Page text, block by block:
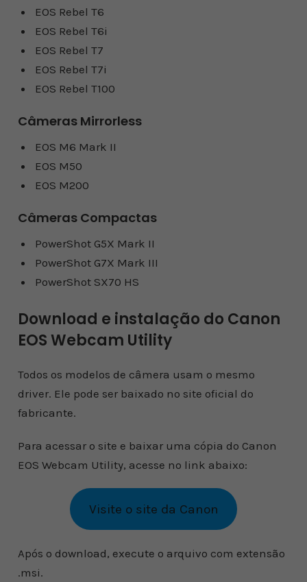
EOS Rebel T6
EOS Rebel T6i
EOS Rebel T7
EOS Rebel T7i
EOS Rebel T100
Câmeras Mirrorless
EOS M6 Mark II
EOS M50
EOS M200
Câmeras Compactas
PowerShot G5X Mark II
PowerShot G7X Mark III
PowerShot SX70 HS
Download e instalação do Canon
EOS Webcam Utility
Todos os modelos de câmera usam o mesmo
driver. Ele pode ser baixado no site oficial do
fabricante.
Para acessar o site e baixar uma cópia do Canon
EOS Webcam Utility, acesse no link abaixo:
Visite o site da Canon
Após o download, execute o arquivo com extensão
.msi.